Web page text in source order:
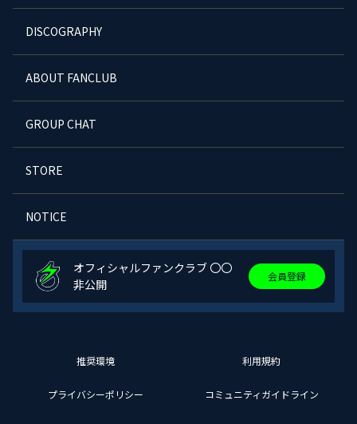
DISCOGRAPHY
ABOUT FANCLUB
GROUP CHAT
STORE
NOTICE
オフィシャルファンクラブ 〇〇
非公開
会員登録
推奨環境 利用規約
プライバシーポリシー コミュニティガイドライン